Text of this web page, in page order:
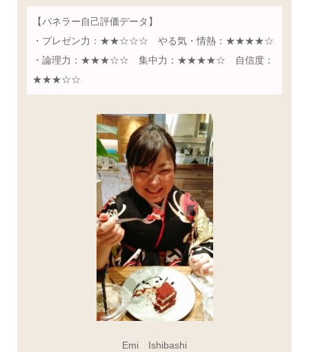
【パネラー自己評価データ】
・プレゼン力：★★☆☆☆ やる気・情熱：★★★★☆
・論理力：★★★☆☆ 集中力：★★★★☆ 自信度：
★★★☆☆
Emi Ishibashi